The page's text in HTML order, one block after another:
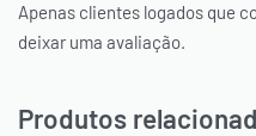
Apenas clientes logados que
deixar uma avaliação.
Produtos